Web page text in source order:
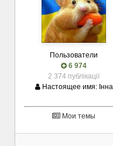
Пользователи
6 974
2 374 публікації
Настоящее имя: Інна
Мои темы